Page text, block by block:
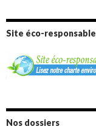
Site éco-responsable
Nos dossiers